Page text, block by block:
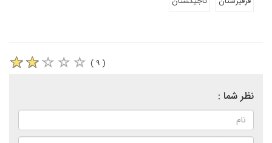
( ۹ )
نظر شما :